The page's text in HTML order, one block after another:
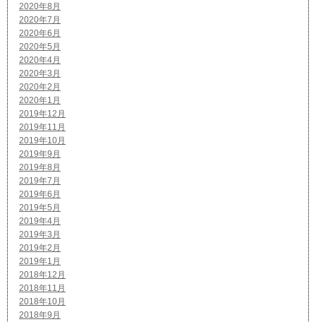
2020年8月
2020年7月
2020年6月
2020年5月
2020年4月
2020年3月
2020年2月
2020年1月
2019年12月
2019年11月
2019年10月
2019年9月
2019年8月
2019年7月
2019年6月
2019年5月
2019年4月
2019年3月
2019年2月
2019年1月
2018年12月
2018年11月
2018年10月
2018年9月